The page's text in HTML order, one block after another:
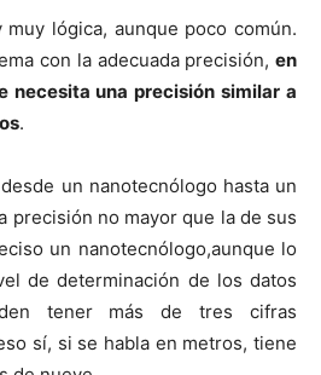
lógica, aunque poco común.
con la adecuada precisión, en
necesita una precisión similar a
.
un nanotecnólogo hasta un
precisión no mayor que la de sus
un nanotecnólogo,aunque lo
de determinación de los datos
tener más de tres cifras
sí, si se habla en metros, tiene